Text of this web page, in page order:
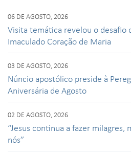
06 DE AGOSTO, 2026
Visita temática revelou o desafio
Imaculado Coração de Maria
03 DE AGOSTO, 2026
Núncio apostólico preside à
Aniversária de Agosto
02 DE AGOSTO, 2026
“Jesus continua a fazer milagres,
nós”